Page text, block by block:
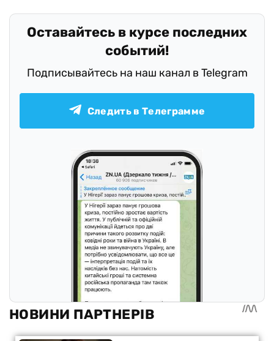
Оставайтесь в курсе последних
событий!
Подписывайтесь на наш канал в Telegram
Следить в Телеграмме